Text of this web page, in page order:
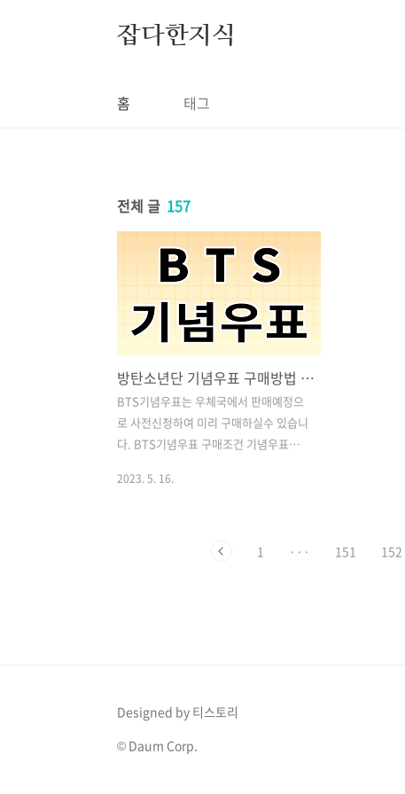
잡다한지식
홈 태그
전체 글 157
방탄소년단 기념우표 구매방법 및 판매기간 알아보기
BTS기념우표는 우체국에서 판매예정으
로 사전신청하여 미리 구매하실수 있습니
다. BTS기념우표 구매조건 기념우표를
지에 들어가서, 회원가입을 해주셔야합니
개편하였습니다. 인터넷 우체국 홈페이지
및 가격 기념우표 구매방법은 인터넷 우
체국 홈페이지에서 구매하는 방법과 우체
2023. 5. 16.
1 ··· 151 152
Designed by 티스토리
© Daum Corp.